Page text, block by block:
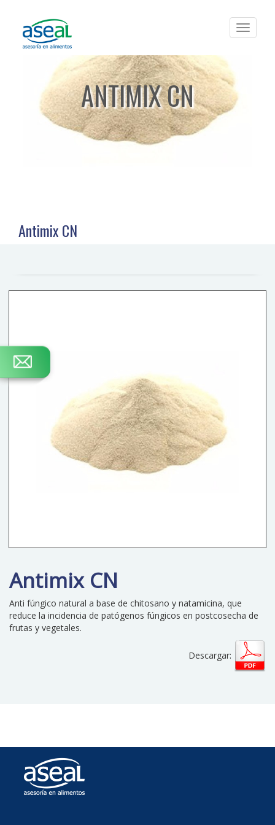
Toggle
ANTIMIX CN
Antimix CN
Antimix CN
Anti fúngico natural a base de chitosano y natamicina, que
reduce la incidencia de patógenos fúngicos en postcosecha de
frutas y vegetales.
Descargar: